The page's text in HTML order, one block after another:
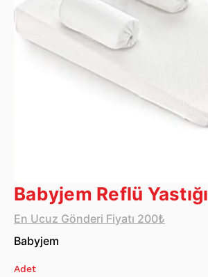
Babyjem Reflü Yastığı
En Ucuz Gönderi Fiyatı 200₺
Babyjem
Adet